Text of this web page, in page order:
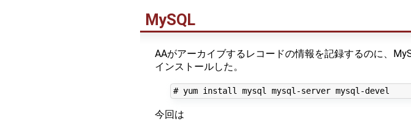
MySQL
AAがアーカイブするレコードの情報を記録するのに、
インストールした。
今回は